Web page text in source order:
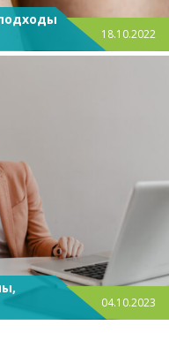
18.10.2022
04.10.2023